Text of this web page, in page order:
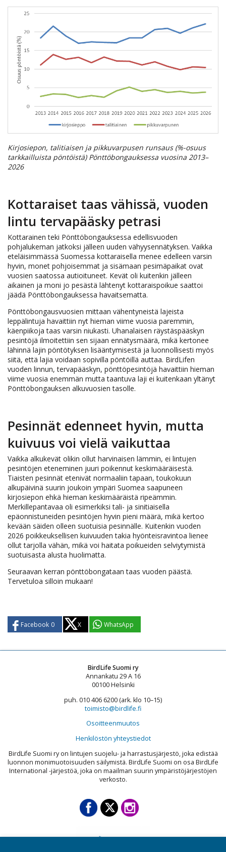
Kirjosiepon, talitiaisen ja pikkuvarpusen runsaus (%-osuus
tarkkailluista pöntöistä) Pönttöbongauksessa vuosina 2013–
2026
Kottaraiset taas vähissä, vuoden
lintu tervapääsky petrasi
Kottarainen teki Pönttöbongauksessa edellisvuoden
pohjalukeman jatkoksi jälleen uuden vähyysennätyksen. Vaikka
eteläisimmässä Suomessa kottaraisella menee edelleen varsin
hyvin, monet pohjoisemmat ja sisämaan pesimäpaikat ovat
vuosien saatossa autioituneet. Kevät oli kuitenkin jälleen
aikainen ja moni jo pesästä lähtenyt kottaraispoikue saattoi
jäädä Pönttöbongauksessa havaitsematta.
Pönttöbongausvuosien mittaan vähentyneistä lajeista
leppälintuja havaittiin nyt hieman viime vuosia paremmin,
käenpiikoja taas varsin niukasti. Uhanalaisen räystäspääskyn
pesintöjä ilmoitettiin sen sijaan ennätysmäärä, mikä kertonee
lähinnä lajin pöntötyksen lisääntymisestä ja luonnollisesti myös
siitä, että lajia voidaan sopivilla pöntöillä auttaa. BirdLifen
vuoden linnun, tervapääskyn, pönttöpesintöjä havaittiin hieman
viime vuosia enemmän mutta taantuva laji ei kuitenkaan yltänyt
Pönttöbongauksen alkuvuosien tasolle.
Pesinnät edenneet hyvin, mutta
kuivuus voi vielä vaikuttaa
Vaikka alkukevät olikin ollut harvinaisen lämmin, ei lintujen
pesintöjen eteneminen juuri poikennut keskimääräisestä.
Tiaisten pesinnät etenivät normaaliin tapaan, toukokuun
alkupäivinä suurin joukoin ympäri Suomea saapuneen
kirjosiepon ehkä hieman keskimääräistä ripeämmin.
Merkillepantavaa oli esimerkiksi tali- ja sinitiaisella
epäonnistuneiden pesintöjen hyvin pieni määrä, mikä kertoo
kevään säiden olleen suotuisia pesinnälle. Kuitenkin vuoden
2026 poikkeuksellisen kuivuuden takia hyönteisravintoa lienee
ollut tarjolla vähän, mikä voi haitata poikueiden selviytymistä
suotuisasta alusta huolimatta.
Seuraavan kerran pönttöbongataan taas vuoden päästä.
Tervetuloa silloin mukaan!
Facebook 0 X WhatsApp
BirdLife Suomi ry
Annankatu 29 A 16
00100 Helsinki
puh. 010 406 6200 (ark. klo 10–15)
toimisto@birdlife.fi
Osoitteenmuutos
Henkilöstön yhteystiedot
BirdLife Suomi ry on lintujen suojelu- ja harrastusjärjestö, joka edistää
luonnon monimuotoisuuden säilymistä. BirdLife Suomi on osa BirdLife
International -järjestöä, joka on maailman suurin ympäristöjärjestöjen
verkosto.